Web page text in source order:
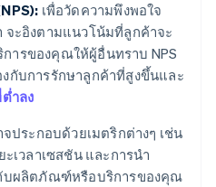
เพื่อวัดความพึงพอใจ
ะอิงตามแนวโน้มที่ลูกค้าจะ
รของคุณให้ผู้อื่นทราบ NPS
กับการรักษาลูกค้าที่สูงขึ้นและ
ำลง
จประกอบด้วยเมตริกต่างๆ เช่น
เวลาเซสชัน และการนํา
บผลิตภัณฑ์หรือบริการของคุณ